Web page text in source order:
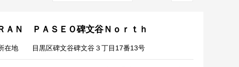
ＡＮ ＰＡＳＥＯ碑文谷Ｎｏｒｔｈ
在地 目黒区碑文谷碑文谷３丁目17番13号